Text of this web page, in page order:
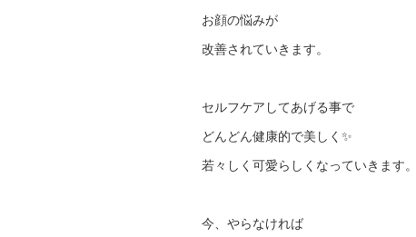
お顔の悩みが
改善されていきます。
セルフケアしてあげる事で
どんどん健康的で美しく✨
若々しく可愛らしくなっていきます。
今、やらなければ